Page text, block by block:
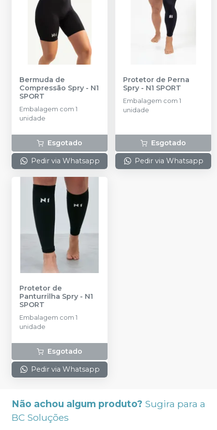
Bermuda de
Compressão Spry- N1
SPORT
Embalagem com 1
unidade
Esgotado
Pedir via Whatsapp
Protetor de Perna
Spry- N1 SPORT
Embalagem com 1
unidade
Esgotado
Pedir via Whatsapp
Protetor de
Panturrilha Spry- N1
SPORT
Embalagem com 1
unidade
Esgotado
Pedir via Whatsapp
Não achou algum produto? Sugira para a
BC Soluções